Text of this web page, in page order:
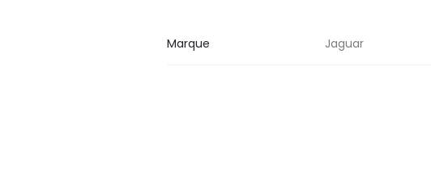
Marque Jaguar